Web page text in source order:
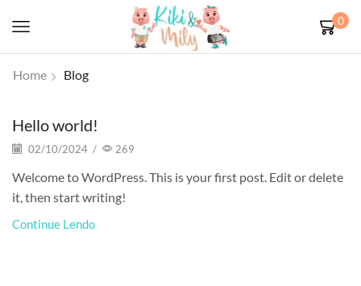
0
Home Blog
Hello world!
02/10/2024 / 269
Welcome to WordPress. This is your first post. Edit or delete
it, then start writing!
Continue Lendo